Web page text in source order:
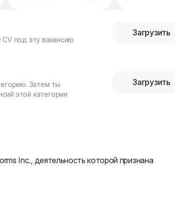
под эту вакансию
Загрузить
Затем ты
этой категории
Загрузить
Inc., деятельность которой признана